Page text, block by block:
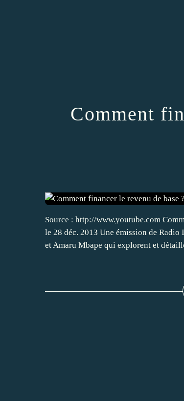
Comment
Source : http://www.youtube.com
le 28 déc. 2013 Une émission de
et Amaru Mbape qui explorent et